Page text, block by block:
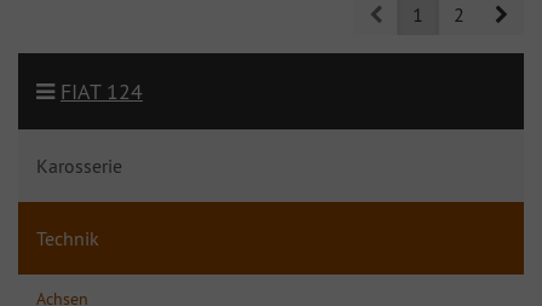
Prev1 2
FIAT 124
Karosserie
Technik
Achsen